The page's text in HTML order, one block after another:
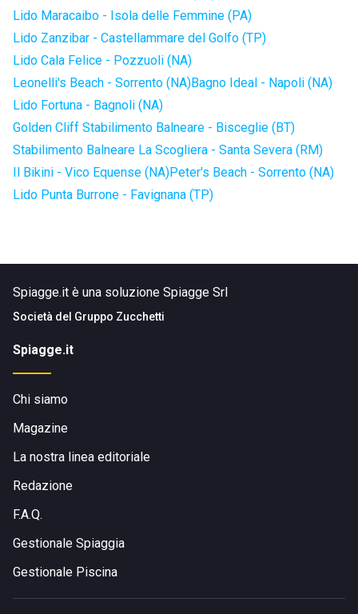
Lido Maracaibo - Isola delle Femmine (PA)
Lido Zanzibar - Castellammare del Golfo (TP)
Lido Cala Felice - Pozzuoli (NA)
Leonelli's Beach - Sorrento (NA)Bagno Ideal - Napoli (NA)
Lido Fortuna - Bagnoli (NA)
Golden Cliff Stabilimento Balneare - Bisceglie (BT)
Stabilimento Balneare La Scogliera - Santa Severa (RM)
Il Bikini - Vico Equense (NA)Peter's Beach - Sorrento (NA)
Lido Punta Burrone - Favignana (TP)
Spiagge.it è una soluzione Spiagge Srl
Società del Gruppo Zucchetti
Spiagge.it
Chi siamo
Magazine
La nostra linea editoriale
Redazione
F.A.Q.
Gestionale Spiaggia
Gestionale Piscina